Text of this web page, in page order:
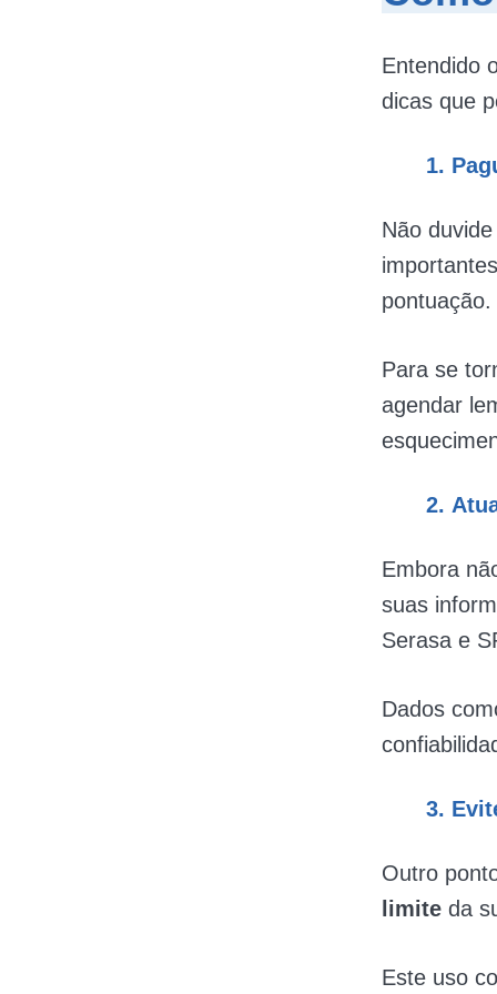
Entendido
dicas que
1.
Não
pontuação.
Para se
agendar
2.
Embora
suas
Serasa e
Dados
3.
Outro
limite da
Este uso